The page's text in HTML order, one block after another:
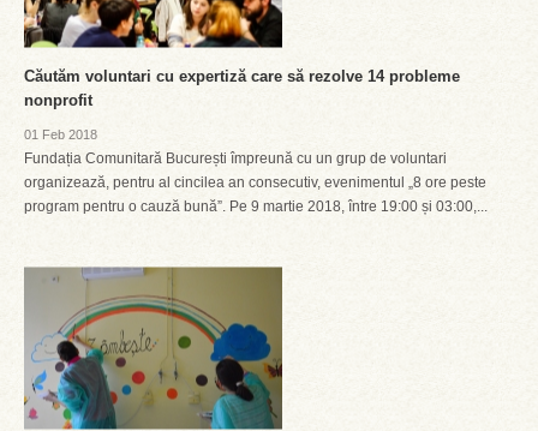
Căutăm voluntari cu expertiză care să rezolve 14 probleme
nonprofit
01 Feb 2018
Fundația Comunitară București împreună cu un grup de voluntari
organizează, pentru al cincilea an consecutiv, evenimentul „8 ore peste
program pentru o cauză bună”. Pe 9 martie 2018, între 19:00 și 03:00,...